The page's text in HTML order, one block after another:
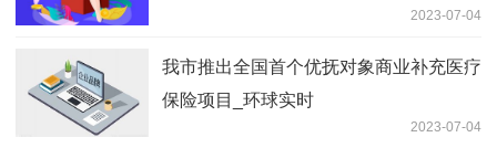
2023-07-04
我市推出全国首个优抚对象商业补充医疗
保险项目_环球实时
2023-07-04